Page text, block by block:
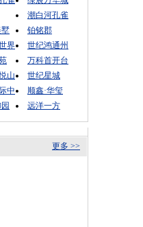
潮白河孔雀
墅
铂铭郡
界
世纪鸿通州
万科首开台
山
世纪星城
中
顺鑫·华玺
远洋一方
更多 >>